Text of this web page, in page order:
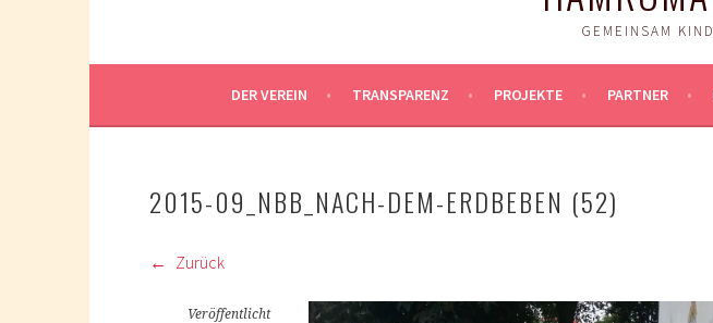
GEMEINSAM
DER VEREIN TRANSPARENZ PROJEKTE PARTNER
2015-09_NBB_NACH-DEM-ERDBEBEN (52)
Zurück
Veröffentlicht